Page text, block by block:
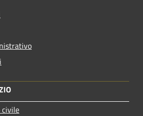
civile